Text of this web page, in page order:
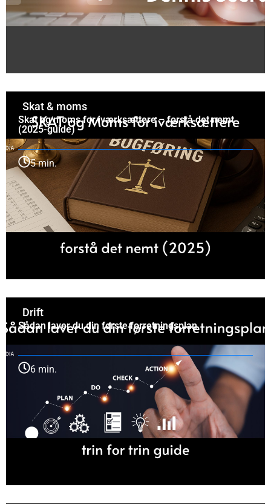
Skat & moms
Skat og moms for iværksættere – forstå det nemt
(2025-guide)
5 min.
Drift
Sådan laver du din første forretningsplan
6 min.